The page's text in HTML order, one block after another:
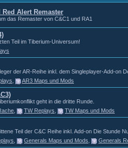
Alert Remaster
das Remaster von C&C1 und RA1
Teil im Tiberium-Universum!
der AR-Reihe inkl. dem Singleplayer-Add-on
AR3 Maps und Mods
geht in die dritte Runde.
TW Replays TW Maps und Mods
Teil der C&C Reihe inkl. Add-on Die Stunde
Generals Maps und Mods Generals